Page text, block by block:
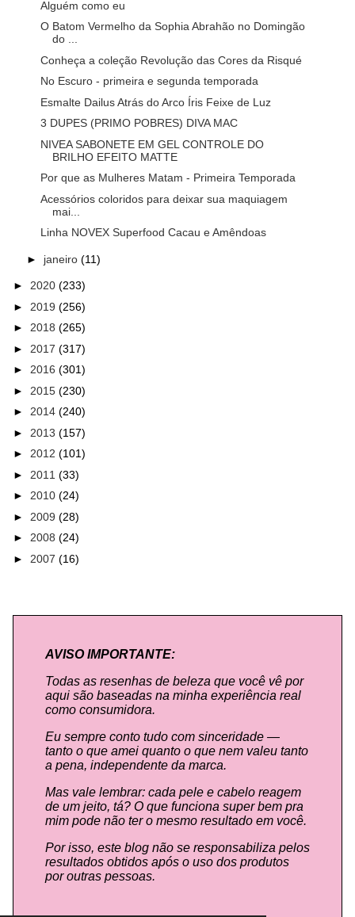
Alguém como eu
O Batom Vermelho da Sophia Abrahão no Domingão
do ...
Conheça a coleção Revolução das Cores da Risqué
No Escuro - primeira e segunda temporada
Esmalte Dailus Atrás do Arco Íris Feixe de Luz
3 DUPES (PRIMO POBRES) DIVA MAC
NIVEA SABONETE EM GEL CONTROLE DO
BRILHO EFEITO MATTE
Por que as Mulheres Matam - Primeira Temporada
Acessórios coloridos para deixar sua maquiagem
mai...
Linha NOVEX Superfood Cacau e Amêndoas
► janeiro (11)
► 2020 (233)
► 2019 (256)
► 2018 (265)
► 2017 (317)
► 2016 (301)
► 2015 (230)
► 2014 (240)
► 2013 (157)
► 2012 (101)
► 2011 (33)
► 2010 (24)
► 2009 (28)
► 2008 (24)
► 2007 (16)
AVISO IMPORTANTE:
Todas as resenhas de beleza que você vê por
aqui são baseadas na minha experiência real
como consumidora.
Eu sempre conto tudo com sinceridade —
tanto o que amei quanto o que nem valeu tanto
a pena, independente da marca.
Mas vale lembrar: cada pele e cabelo reagem
de um jeito, tá? O que funciona super bem pra
mim pode não ter o mesmo resultado em você.
Por isso, este blog não se responsabiliza pelos
resultados obtidos após o uso dos produtos
por outras pessoas.